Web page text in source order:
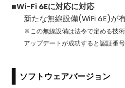
■Wi-Fi 6Eに対応に対応
新たな無線設備(WiFi 6E)が
※この無線設備は法令で定める技術
アップデートが成功すると認証番号
ソフトウェアバージョン